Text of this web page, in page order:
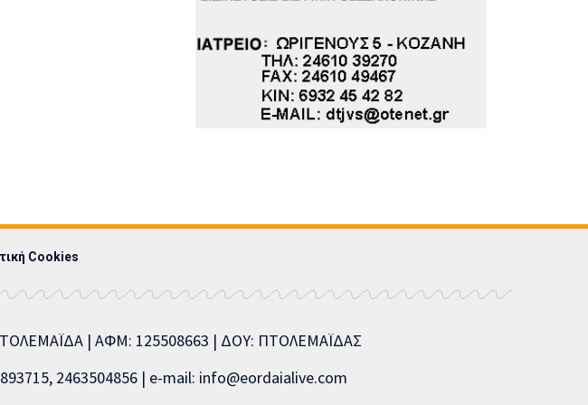
Cookies
| ΑΦΜ: 125508663 | ΔΟΥ: ΠΤΟΛΕΜΑΪΔΑΣ
2463504856 | e-mail: info@eordaialive.com